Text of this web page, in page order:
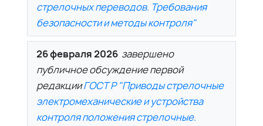
стрелочных переводов. Требования
безопасности и методы контроля"
26 февраля 2026 завершено
публичное обсуждение первой
редакцииГОСТ Р "Приводы стрелочные
электромеханические и устройства
контроля положения стрелочные.